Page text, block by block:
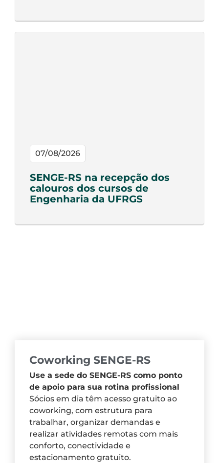
07/08/2026
SENGE-RS na recepção dos
calouros dos cursos de
Engenharia da UFRGS
Coworking SENGE-RS
Use a sede do SENGE-RS como ponto
de apoio para sua rotina profissional
Sócios em dia têm acesso gratuito ao
coworking, com estrutura para
trabalhar, organizar demandas e
realizar atividades remotas com mais
conforto, conectividade e
estacionamento gratuito.